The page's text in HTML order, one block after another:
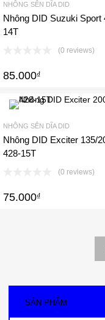
NHÔNG SÊN DĨA DID
Nhông DID Suzuki Sport
14T
(0 reviews)
85.000₫
NHÔNG SÊN DĨA DID
Nhông DID Exciter 135/
428-15T
(0 reviews)
75.000₫
SẢN PHẨM